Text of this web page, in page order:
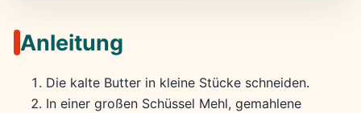
Anleitung
Die kalte Butter in kleine Stücke schneiden.
In einer großen Schüssel Mehl, gemahlene